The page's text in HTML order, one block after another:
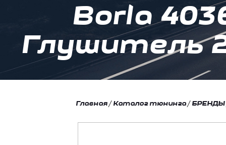
Borla
Глушитель
Главная/Каталог тюнинга/БРЕНДЫ